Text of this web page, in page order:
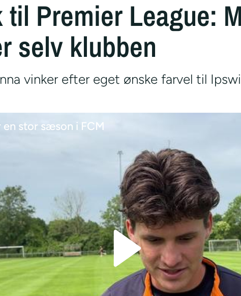
til Premier League:
selv klubben
vinker efter eget ønske farvel til
stor sæson i FCM